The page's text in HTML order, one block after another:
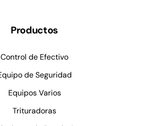
Productos
Control de Efectivo
Equipo de Seguridad
Equipos Varios